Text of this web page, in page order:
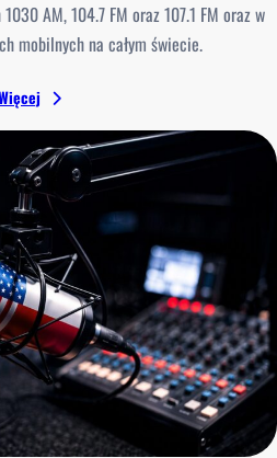
AM, 104.7 FM oraz 107.1 FM oraz w
mobilnych na całym świecie.